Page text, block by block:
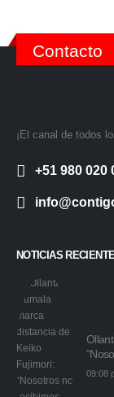
Contacto
¡El canal de todos
+51 980 020
NOTICIAS
09:08